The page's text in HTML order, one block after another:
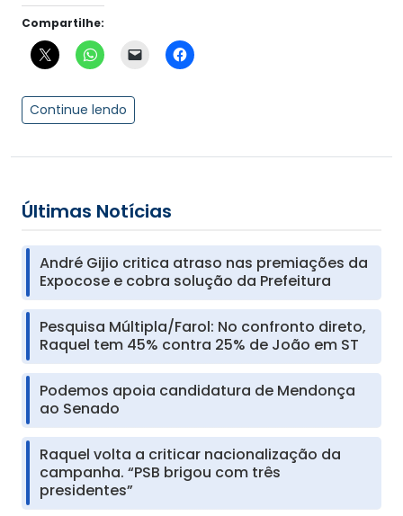
Compartilhe:
Continue lendo
Últimas Notícias
André Gijio critica atraso nas premiações da
Expocose e cobra solução da Prefeitura
Pesquisa Múltipla/Farol: No confronto direto,
Raquel tem 45% contra 25% de João em ST
Podemos apoia candidatura de Mendonça
ao Senado
Raquel volta a criticar nacionalização da
campanha. “PSB brigou com três
presidentes”